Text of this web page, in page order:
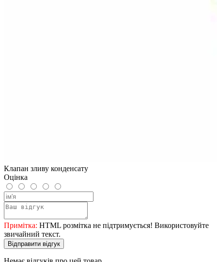
Клапан зливу конденсату
Оцінка
Примітка: HTML розмітка не підтримується! Використовуйте
звичайний текст.
Відправити відгук